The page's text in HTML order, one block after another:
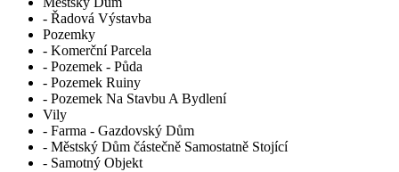
- Řadová Výstavba
Pozemky
- Komerční Parcela
- Pozemek - Půda
- Pozemek Ruiny
- Pozemek Na Stavbu A Bydlení
Vily
- Farma - Gazdovský Dům
- Městský Dům částečně Samostatně Stojící
- Samotný Objekt